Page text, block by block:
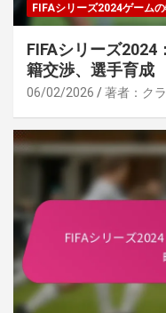
FIFAシリーズ2024ゲーム
FIFAシリーズ2024
籍交渉、選手育成
06/02/2026 著者：ク